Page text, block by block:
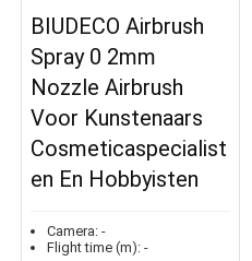
BIUDECO Airbrush
Spray 0 2mm
Nozzle Airbrush
Voor Kunstenaars
Cosmeticaspecialist
en En Hobbyisten
Camera: -
Flight time (m): -